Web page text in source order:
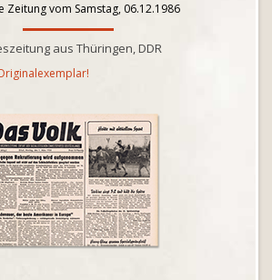
Zeitung vom Samstag, 06.12.1986
aus Thüringen, DDR